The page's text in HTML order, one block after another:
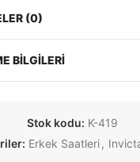
(0)
BILGILERI
Stok kodu: K-419
Erkek Saatleri,